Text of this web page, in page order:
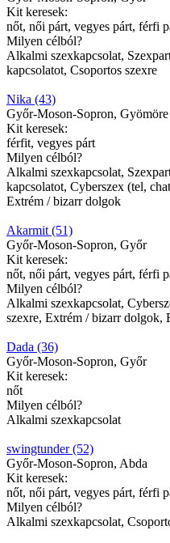
Kit keresek:
nőt, női párt, vegyes párt, férfi
Milyen célból?
Alkalmi szexkapcsolat,
kapcsolatot, Csoportos szexre
Nika (43)
Győr-Moson-Sopron, Gyömöre
Kit keresek:
férfit, vegyes párt
Milyen célból?
Alkalmi szexkapcsolat,
kapcsolatot, Cyberszex (tel,
Extrém / bizarr dolgok
Akarmit (51)
Győr-Moson-Sopron, Győr
Kit keresek:
nőt, női párt, vegyes párt, férfi
Milyen célból?
Alkalmi szexkapcsolat,
szexre, Extrém / bizarr
Dada (36)
Győr-Moson-Sopron, Győr
Kit keresek:
nőt
Milyen célból?
Alkalmi szexkapcsolat
swingtunder (52)
Győr-Moson-Sopron, Abda
Kit keresek:
nőt, női párt, vegyes párt, férfi
Milyen célból?
Alkalmi szexkapcsolat,